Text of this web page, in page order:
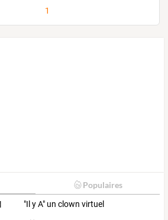
1
Populaires
"Il y A" un clown virtuel